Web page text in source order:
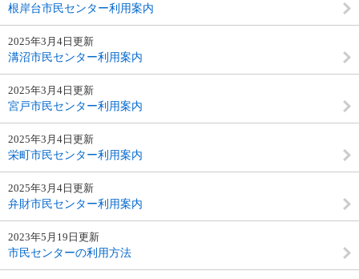
根岸台市民センター利用案内
2025年3月4日更新
溝沼市民センター利用案内
2025年3月4日更新
宮戸市民センター利用案内
2025年3月4日更新
栄町市民センター利用案内
2025年3月4日更新
弁財市民センター利用案内
2023年5月19日更新
市民センターの利用方法